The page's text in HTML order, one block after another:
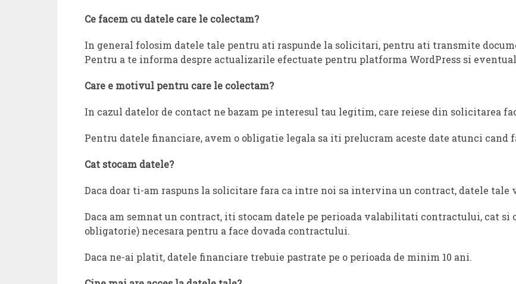
Ce facem cu datele care le colectam?
In general folosim datele tale pentru ati raspunde la solicitari, pentru ati transmite
Pentru a te informa despre actualizarile efectuate pentru platforma WordPress si
Care e motivul pentru care le colectam?
In cazul datelor de contact ne bazam pe interesul tau legitim, care reiese din solicitarea
Pentru datele financiare, avem o obligatie legala sa iti prelucram aceste date atunci cand
Cat stocam datele?
Daca doar ti-am raspuns la solicitare fara ca intre noi sa intervina un contract, datele tale
Daca am semnat un contract, iti stocam datele pe perioada valabilitati contractului, cat si
obligatorie) necesara pentru a face dovada contractului.
Daca ne-ai platit, datele financiare trebuie pastrate pe o perioada de minim 10 ani.